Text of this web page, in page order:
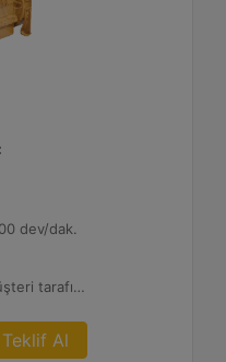
dev/dak.
Caterpillar veya Müşteri tarafından sağlanan AFRC ve Atık Arıtma ile 0,1 g ve 0,5 g/bhp-sa. NOx
Teklif Al